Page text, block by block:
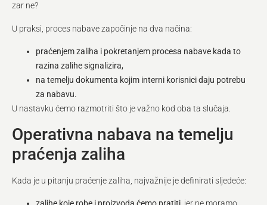
zar ne?
U praksi, proces nabave započinje na dva načina:
praćenjem zaliha i pokretanjem procesa nabave kada to
razina zalihe signalizira,
na temelju dokumenta kojim interni korisnici daju potrebu
za nabavu.
U nastavku ćemo razmotriti što je važno kod oba ta slučaja.
Operativna nabava na temelju
praćenja zaliha
Kada je u pitanju praćenje zaliha, najvažnije je definirati sljedeće: